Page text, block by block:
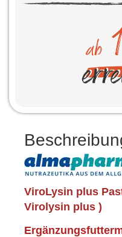
ViroLysin plus
Virolysin plus )